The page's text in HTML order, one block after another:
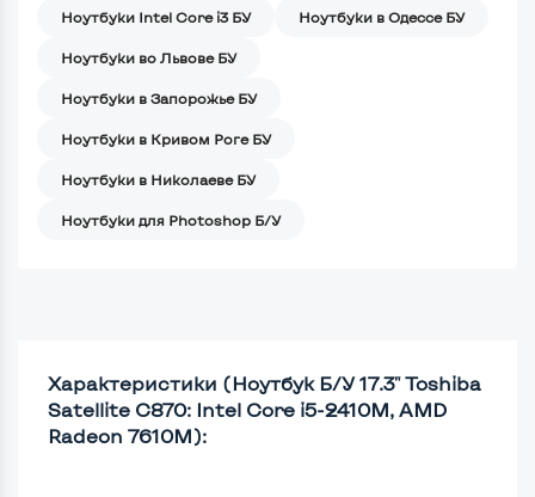
Ноутбуки Intel Core i3 БУ Ноутбуки в Одессе БУ
Ноутбуки во Львове БУ
Ноутбуки в Запорожье БУ
Ноутбуки в Кривом Роге БУ
Ноутбуки в Николаеве БУ
Ноутбуки для Photoshop Б/У
Характеристики (Ноутбук Б/У 17.3" Toshiba
Satellite C870: Intel Core i5-2410M, AMD
Radeon 7610M):